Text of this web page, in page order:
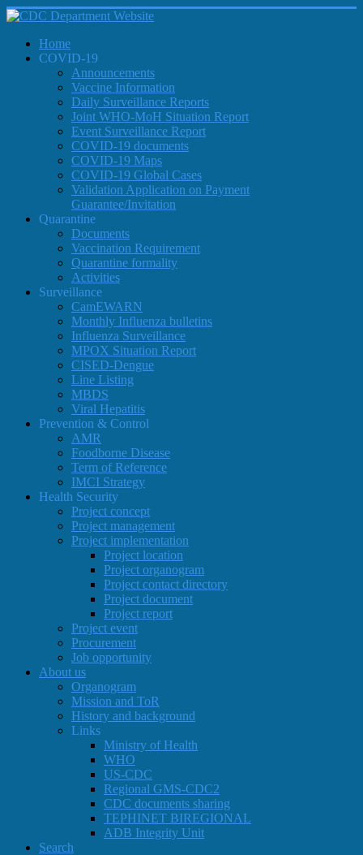
Home
COVID-19
Announcements
Vaccine Information
Daily Surveillance Reports
Joint WHO-MoH Situation Report
Event Surveillance Report
COVID-19 documents
COVID-19 Maps
COVID-19 Global Cases
Validation Application on Payment
Guarantee/Invitation
Quarantine
Documents
Vaccination Requirement
Quarantine formality
Activities
Surveillance
CamEWARN
Monthly Influenza bulletins
Influenza Surveillance
MPOX Situation Report
CISED-Dengue
Line Listing
MBDS
Viral Hepatitis
Prevention & Control
AMR
Foodborne Disease
Term of Reference
IMCI Strategy
Health Security
Project concept
Project management
Project implementation
Project location
Project organogram
Project contact directory
Project document
Project report
Project event
Procurement
Job opportunity
About us
Organogram
Mission and ToR
History and background
Links
Ministry of Health
WHO
US-CDC
Regional GMS-CDC2
CDC documents sharing
TEPHINET BIREGIONAL
ADB Integrity Unit
Search